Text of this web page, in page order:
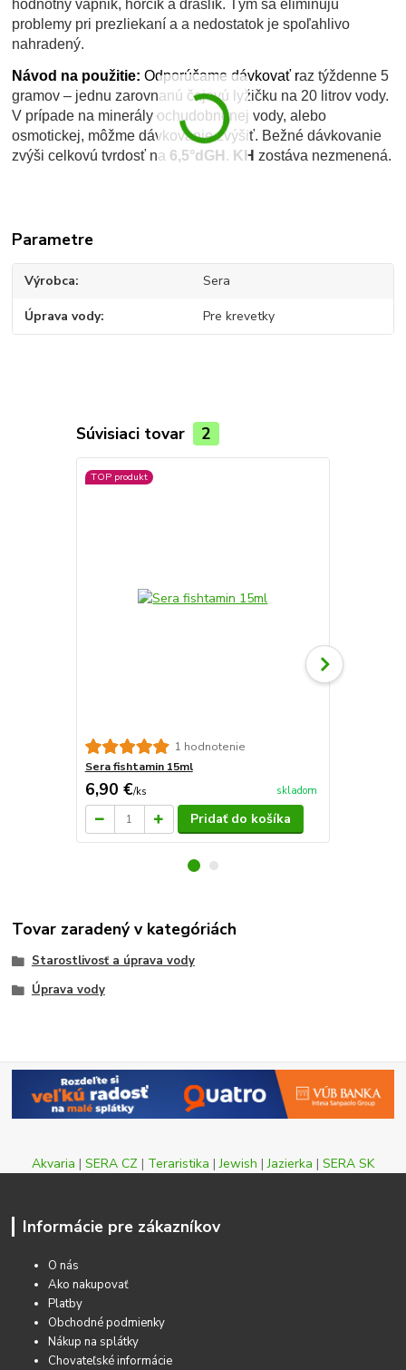
hodnotný vápnik, horčík a draslík. Tým sa eliminujú
problemy pri prezliekaní a a nedostatok je spoľahlivo
nahradený.
Návod na použitie:Odporúčame dávkovať raz týždenne 5
gramov – jednu zarovnanú čajovú lyžičku na 20 litrov vody.
V prípade na minerály ochudobnenej vody, alebo
osmotickej, môžme dávkovanie zvýšiť. Bežné dávkovanie
zvýši celkovú tvrdosť na 6,5°dGH . KH zostáva nezmenená.
Parametre
Výrobca Sera
Úprava vody Pre krevetky
Súvisiaci tovar 2
TOP produkt
1 hodnotenie
Sera fishtamin 15ml
6,90 €/ks skladom
Pridať do košíka
Tovar zaradený v kategóriách
Starostlivosť a úprava vody
Úprava vody
Akvaria | SERA CZ | Teraristika |Jewish |Jazierka | SERA SK
Informácie pre zákazníkov
O nás
Ako nakupovať
Platby
Obchodné podmienky
Nákup na splátky
Chovateľské informácie